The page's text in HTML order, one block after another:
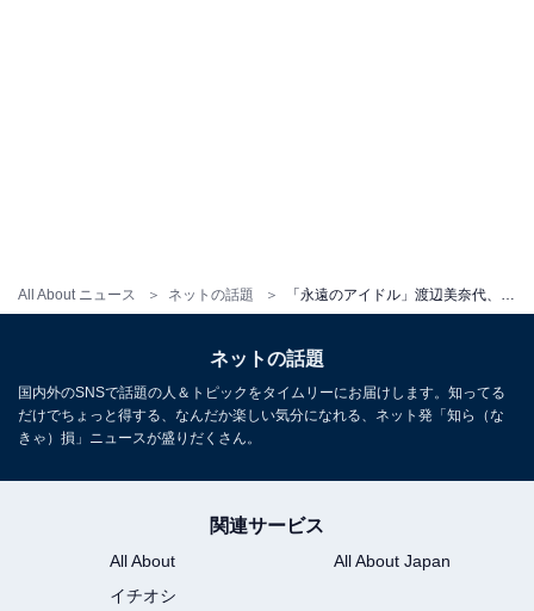
All About ニュース ネットの話題
ネットの話題
国内外のSNSで話題の人＆トピックをタイムリーにお届けします。知ってる
だけでちょっと得する、なんだか楽しい気分になれる、ネット発「知ら（な
きゃ）損」ニュースが盛りだくさん。
関連サービス
All About
All About Japan
イチオシ